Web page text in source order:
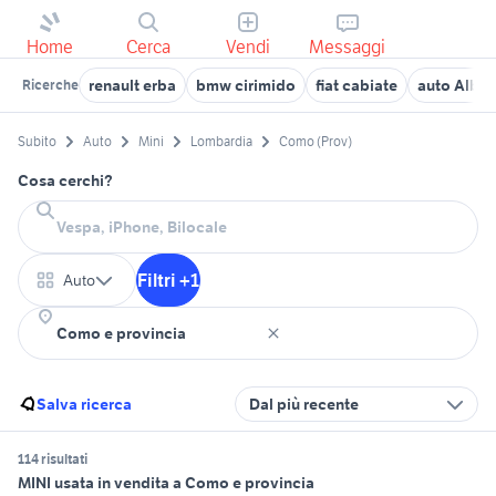
Home Cerca Vendi Messaggi
Ricerche renault erba bmw cirimido fiat cabiate auto
Subito Auto Mini Lombardia Como (Prov)
Cosa cerchi?
Auto Filtri +1
Salva ricerca Dal più recente
114 risultati
MINI usata in vendita a Como e provincia